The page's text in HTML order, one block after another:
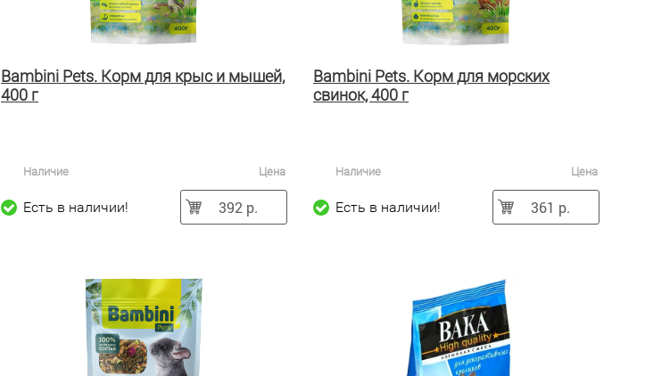
Bambini Pets. Корм для крыс и мышей,
400 г
Наличие Цена
Есть в наличии! 392 р.
Bambini Pets. Корм для морских
свинок, 400 г
Наличие Цена
Есть в наличии! 361 р.